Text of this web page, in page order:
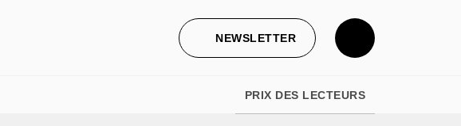
NEWSLETTER
PRIX DES LECTEURS